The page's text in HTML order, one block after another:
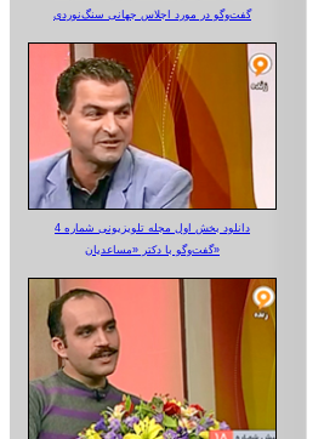
گفت‌وگو در مورد اجلاس جهانی سنگ‌نوردی
دانلود بخش اول مجله تلویزیونی شماره 4
گفت‌وگو با دکتر «مساعدیان»